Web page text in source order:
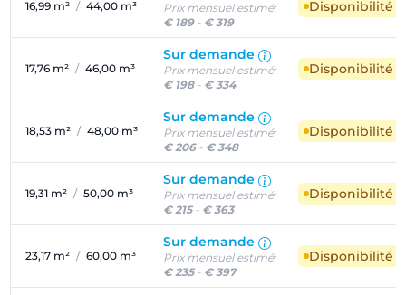
16,99 m² / 44,00 m³
Prix mensuel estimé:
€ 189- € 319
Disponibilité
17,76 m² / 46,00 m³
Sur demande
Prix mensuel estimé:
€ 198- € 334
Disponibilité
18,53 m² / 48,00 m³
Sur demande
Prix mensuel estimé:
€ 206- € 348
Disponibilité
19,31 m² / 50,00 m³
Sur demande
Prix mensuel estimé:
€ 215- € 363
Disponibilité
23,17 m² / 60,00 m³
Sur demande
Prix mensuel estimé:
€ 235- € 397
Disponibilité